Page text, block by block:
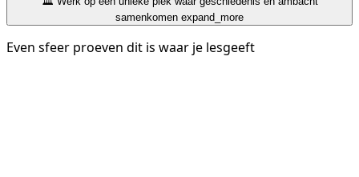
samenkomen expand_more
Even sfeer proeven dit is waar je lesgeeft